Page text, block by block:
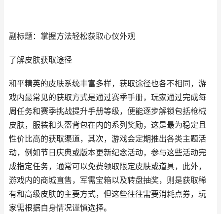
副标题：掌握方法轻松获取心仪外观
了解皮肤获取途径
和平精英的皮肤系统丰富多样，获取途径也各不相同，游
戏内最常见的获取方式是通过赛季手册，玩家通过完成每
周任务和赛季挑战提升手册等级，便能逐步解锁包括枪械
皮肤，服装和头盔背包在内的系列奖励，这是最为稳定且
性价比高的获取渠道，其次，游戏会定期推出各类主题活
动，例如节日庆典或版本更新纪念活动，参与这些活动完
成指定任务，通常可以免费领取限定皮肤或道具，此外，
游戏内的商城直售，军需宝箱以及转盘抽奖，则是获取稀
有和高级皮肤的主要方式，但这些往往需要消耗点券，玩
家需根据自身情况谨慎选择。